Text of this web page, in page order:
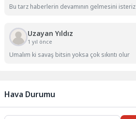
Bu tarz haberlerin devamının gelmesini isteriz
Uzayan Yıldız
1 yıl önce
Umalım ki savaş bitsin yoksa çok sıkıntı olur
Hava Durumu